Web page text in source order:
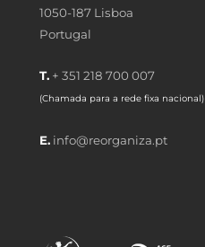
1050-187 Lisboa
Portugal
T. + 351 218 700 007
(Chamada para a rede fixa nacional)
E. info@reorganiza.pt